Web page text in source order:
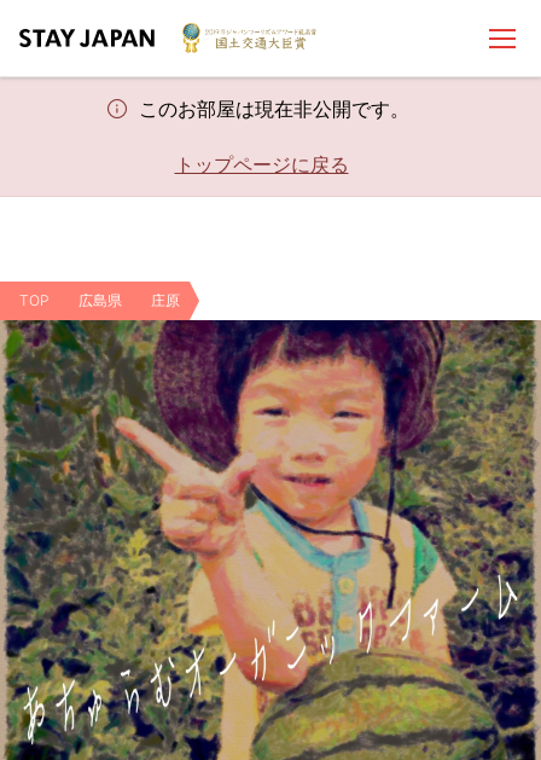
このお部屋は現在非公開です。
トップページに戻る
TOP 広島県 庄原